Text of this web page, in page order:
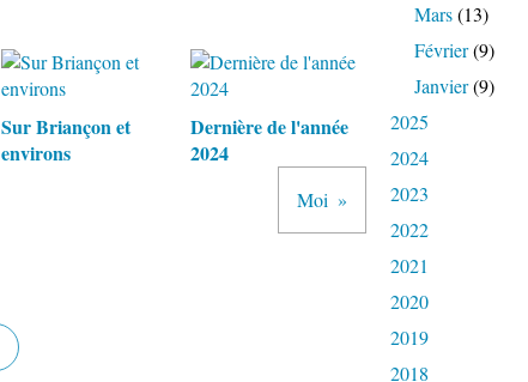
Sur Briançon et
environs
Dernière de l'année
2024
Moi
Mars(13)
Février(9)
Janvier(9)
2025
2024
2023
2022
2021
2020
2019
2018